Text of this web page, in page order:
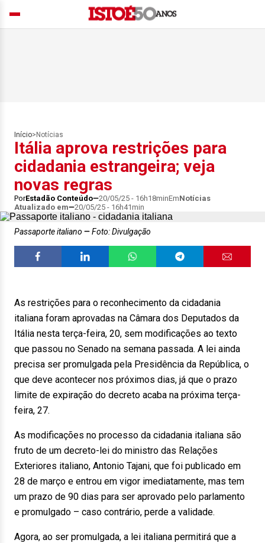
Início> Notícias
Itália aprova restrições para
cidadania estrangeira; veja
novas regras
PorEstadão Conteúdo 20/05/25 - 16h18minEmNotícias
Atualizado em
20/05/25 - 16h41min
Passaporte italiano Foto: Divulgação
As restrições para o reconhecimento da cidadania
italiana foram aprovadas na Câmara dos Deputados da
Itália nesta terça-feira, 20, sem modificações ao texto
que passou no Senado na semana passada. A lei ainda
precisa ser promulgada pela Presidência da República, o
que deve acontecer nos próximos dias, já que o prazo
limite de expiração do decreto acaba na próxima terça-
feira, 27.
As modificações no processo da cidadania italiana são
fruto de um decreto-lei do ministro das Relações
Exteriores italiano, Antonio Tajani, que foi publicado em
28 de março e entrou em vigor imediatamente, mas tem
um prazo de 90 dias para ser aprovado pelo parlamento
e promulgado – caso contrário, perde a validade.
Agora, ao ser promulgada, a lei italiana permitirá que a